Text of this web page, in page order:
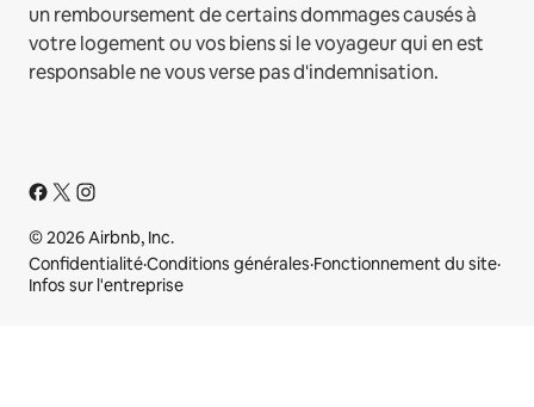
un remboursement de certains dommages causés à
votre logement ou vos biens si le voyageur qui en est
responsable ne vous verse pas d'indemnisation.
© 2026 Airbnb, Inc.
Confidentialité·Conditions générales·Fonctionnement du site·
Infos sur l'entreprise